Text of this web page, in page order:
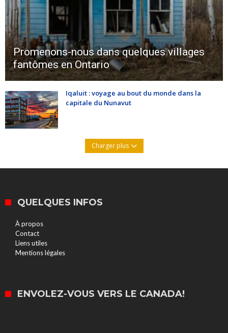
Promenons-nous dans quelques villages
fantômes en Ontario
Iqaluit : voyage au bout du monde dans la
capitale du Nunavut
Charger plus
QUELQUES INFOS
À propos
Contact
Liens utiles
Mentions légales
ENVOLEZ-VOUS VERS LE CANADA!